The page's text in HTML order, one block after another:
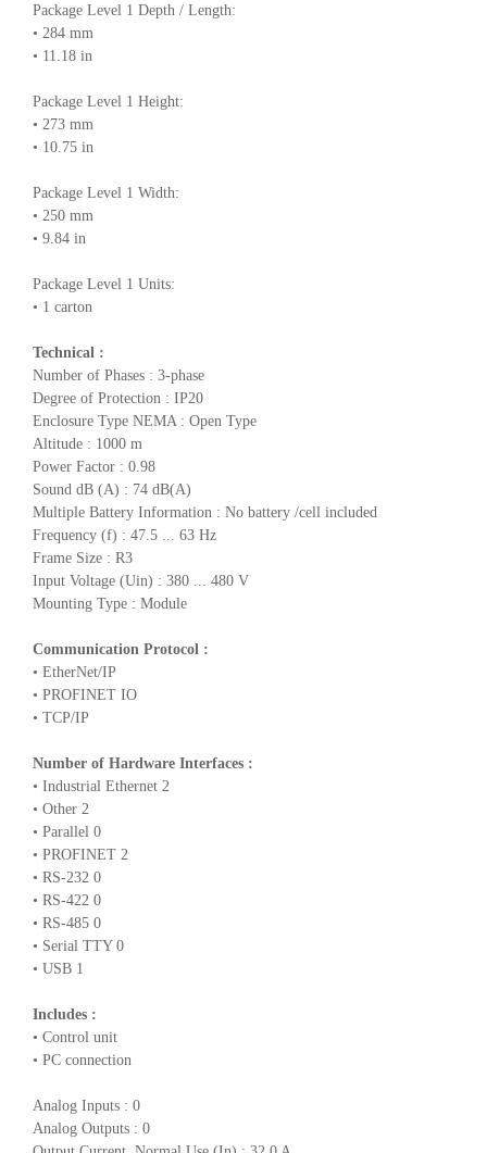
Package Level 1 Depth / Length:
• 284 mm
• 11.18 in
Package Level 1 Height:
• 273 mm
• 10.75 in
Package Level 1 Width:
• 250 mm
• 9.84 in
Package Level 1 Units:
• 1 carton
Technical :
Number of Phases : 3-phase
Degree of Protection : IP20
Enclosure Type NEMA : Open Type
Altitude : 1000 m
Power Factor : 0.98
Sound dB (A) : 74 dB(A)
Multiple Battery Information : No battery /cell included
Frequency (f) : 47.5 ... 63 Hz
Frame Size : R3
Input Voltage (Uin) : 380 ... 480 V
Mounting Type : Module
Communication Protocol :
• EtherNet/IP
• PROFINET IO
• TCP/IP
Number of Hardware Interfaces :
• Industrial Ethernet 2
• Other 2
• Parallel 0
• PROFINET 2
• RS-232 0
• RS-422 0
• RS-485 0
• Serial TTY 0
• USB 1
Includes :
• Control unit
• PC connection
Analog Inputs : 0
Analog Outputs : 0